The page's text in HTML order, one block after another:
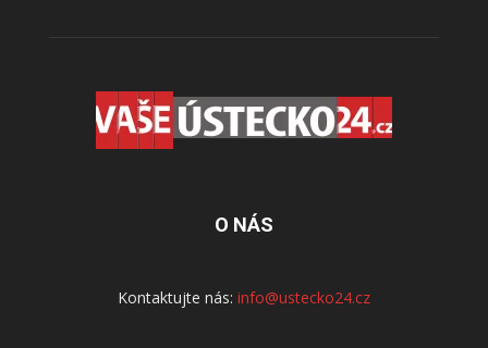
O NÁS
Kontaktujte nás: info@ustecko24.cz